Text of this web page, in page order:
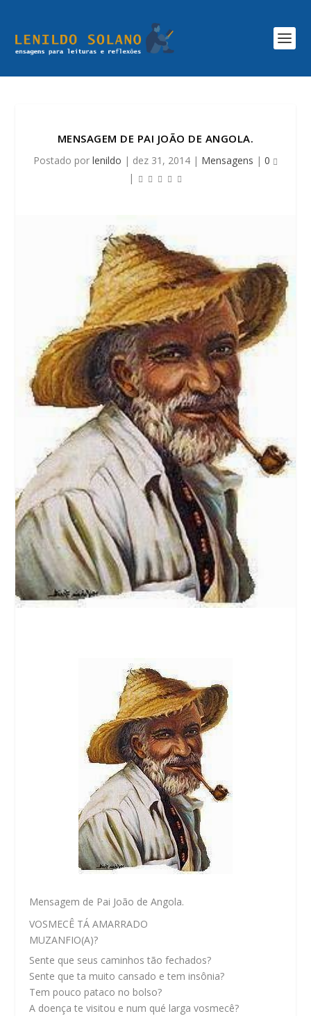
MENSAGEM DE PAI JOÃO DE ANGOLA.
Postado por lenildo | dez 31, 2014 | Mensagens | 0
|
Mensagem de Pai João de Angola.
VOSMECÊ TÁ AMARRADO
MUZANFIO(A)?
Sente que seus caminhos tão fechados?
Sente que ta muito cansado e tem insônia?
Tem pouco pataco no bolso?
A doença te visitou e num qué larga vosmecê?